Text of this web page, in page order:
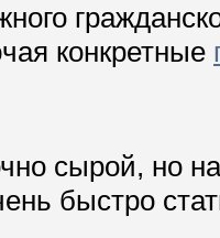
конкретные
сырой, но
быстро